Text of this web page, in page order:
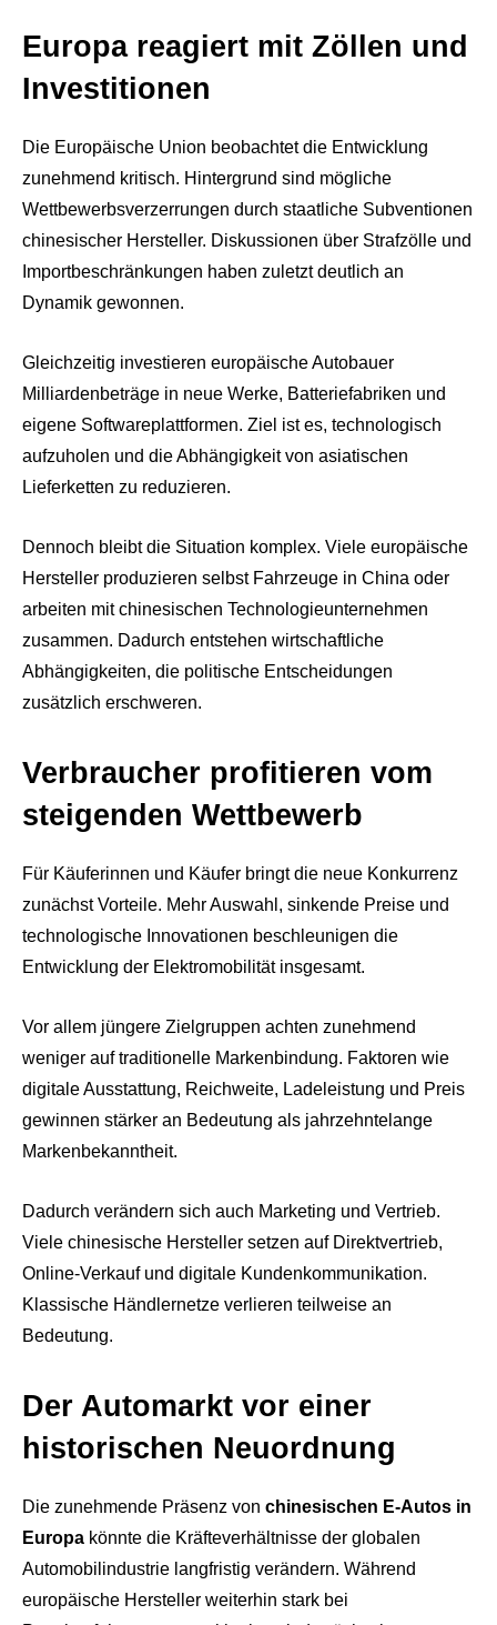
Europa reagiert mit Zöllen und
Investitionen
Die Europäische Union beobachtet die Entwicklung
zunehmend kritisch. Hintergrund sind mögliche
Wettbewerbsverzerrungen durch staatliche Subventionen
chinesischer Hersteller. Diskussionen über Strafzölle und
Importbeschränkungen haben zuletzt deutlich an
Dynamik gewonnen.
Gleichzeitig investieren europäische Autobauer
Milliardenbeträge in neue Werke, Batteriefabriken und
eigene Softwareplattformen. Ziel ist es, technologisch
aufzuholen und die Abhängigkeit von asiatischen
Lieferketten zu reduzieren.
Dennoch bleibt die Situation komplex. Viele europäische
Hersteller produzieren selbst Fahrzeuge in China oder
arbeiten mit chinesischen Technologieunternehmen
zusammen. Dadurch entstehen wirtschaftliche
Abhängigkeiten, die politische Entscheidungen
zusätzlich erschweren.
Verbraucher profitieren vom
steigenden Wettbewerb
Für Käuferinnen und Käufer bringt die neue Konkurrenz
zunächst Vorteile. Mehr Auswahl, sinkende Preise und
technologische Innovationen beschleunigen die
Entwicklung der Elektromobilität insgesamt.
Vor allem jüngere Zielgruppen achten zunehmend
weniger auf traditionelle Markenbindung. Faktoren wie
digitale Ausstattung, Reichweite, Ladeleistung und Preis
gewinnen stärker an Bedeutung als jahrzehntelange
Markenbekanntheit.
Dadurch verändern sich auch Marketing und Vertrieb.
Viele chinesische Hersteller setzen auf Direktvertrieb,
Online-Verkauf und digitale Kundenkommunikation.
Klassische Händlernetze verlieren teilweise an
Bedeutung.
Der Automarkt vor einer
historischen Neuordnung
Die zunehmende Präsenz von chinesischen E-Autos in
Europa könnte die Kräfteverhältnisse der globalen
Automobilindustrie langfristig verändern. Während
europäische Hersteller weiterhin stark bei